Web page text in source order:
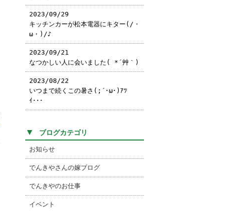
2023/09/29
キッチンカーが松本電器にキター(/・
ω・)/♪
2023/09/21
なつかしい人に会いました( *´艸｀)
2023/08/22
いつまで続くこの暑さ(;´･ω･)ｱﾂ
ｲ･･･
▼ ブログカテゴリ
お知らせ
でんきやさんの嫁ブログ
でんきやのお仕事
イベント